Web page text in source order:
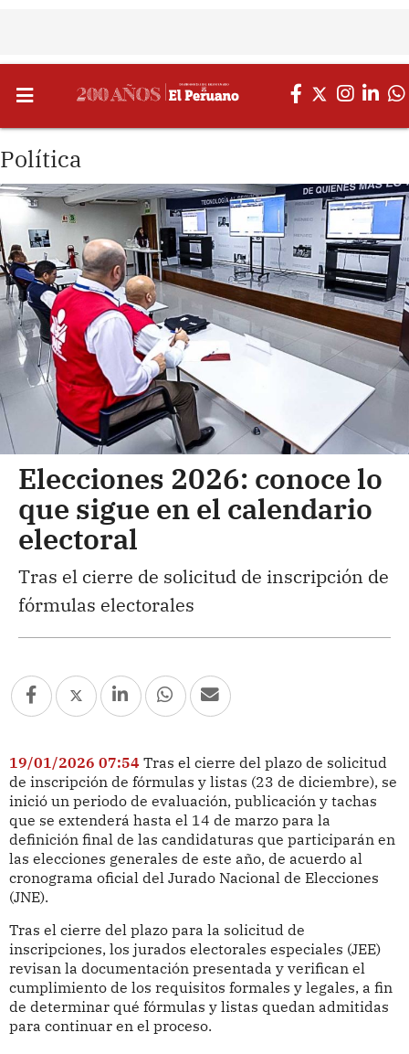
Política
Elecciones 2026: conoce lo
que sigue en el calendario
electoral
Tras el cierre de solicitud de inscripción de
fórmulas electorales
19/01/2026 07:54 Tras el cierre del plazo de solicitud
de inscripción de fórmulas y listas (23 de diciembre), se
inició un periodo de evaluación, publicación y tachas
que se extenderá hasta el 14 de marzo para la
definición final de las candidaturas que participarán en
las elecciones generales de este año, de acuerdo al
cronograma oficial del Jurado Nacional de Elecciones
(JNE).
Tras el cierre del plazo para la solicitud de
inscripciones, los jurados electorales especiales (JEE)
revisan la documentación presentada y verifican el
cumplimiento de los requisitos formales y legales, a fin
de determinar qué fórmulas y listas quedan admitidas
para continuar en el proceso.